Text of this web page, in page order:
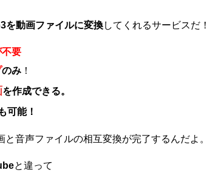
を動画ファイルに変換してくれるサービスだ！
不要
のみ ！
を作成できる。
可能！
と音声ファイルの相互変換が完了するんだよ。
と違って